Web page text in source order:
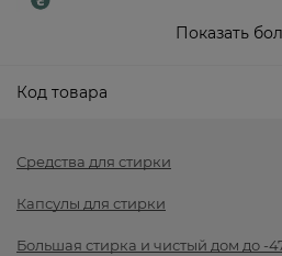
Показать
Код товара
Средства для стирки
Капсулы для стирки
Большая стирка и чистый дом до -